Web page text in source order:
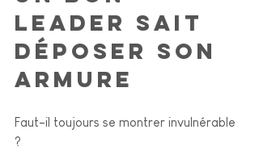
leader sait
déposer son
armure
Faut-il toujours se montrer invulnérable
?